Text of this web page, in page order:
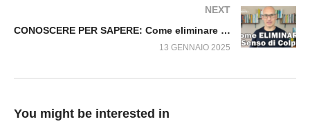
NEXT
CONOSCERE PER SAPERE: Come eliminare il senso di colpa
13 GENNAIO 2025
You might be interested in